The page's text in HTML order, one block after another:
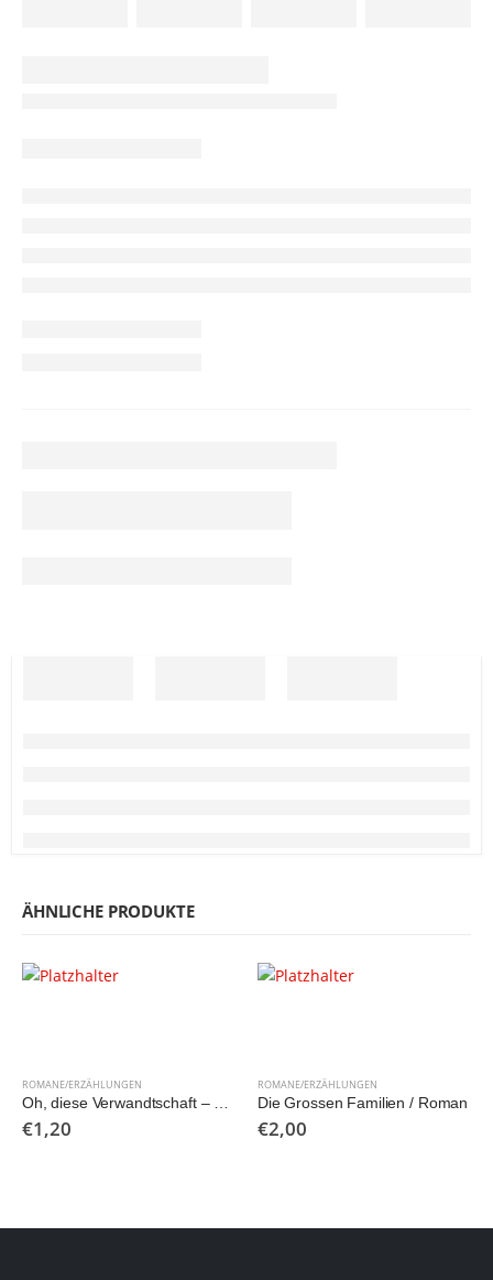
ÄHNLICHE PRODUKTE
ROMANE/ERZÄHLUNGEN
Oh, diese Verwandtschaft – Heitere Verwicklungen um eine Erbschaft
€1,20
ROMANE/ERZÄHLUNGEN
Die Grossen Familien / Roman
€2,00